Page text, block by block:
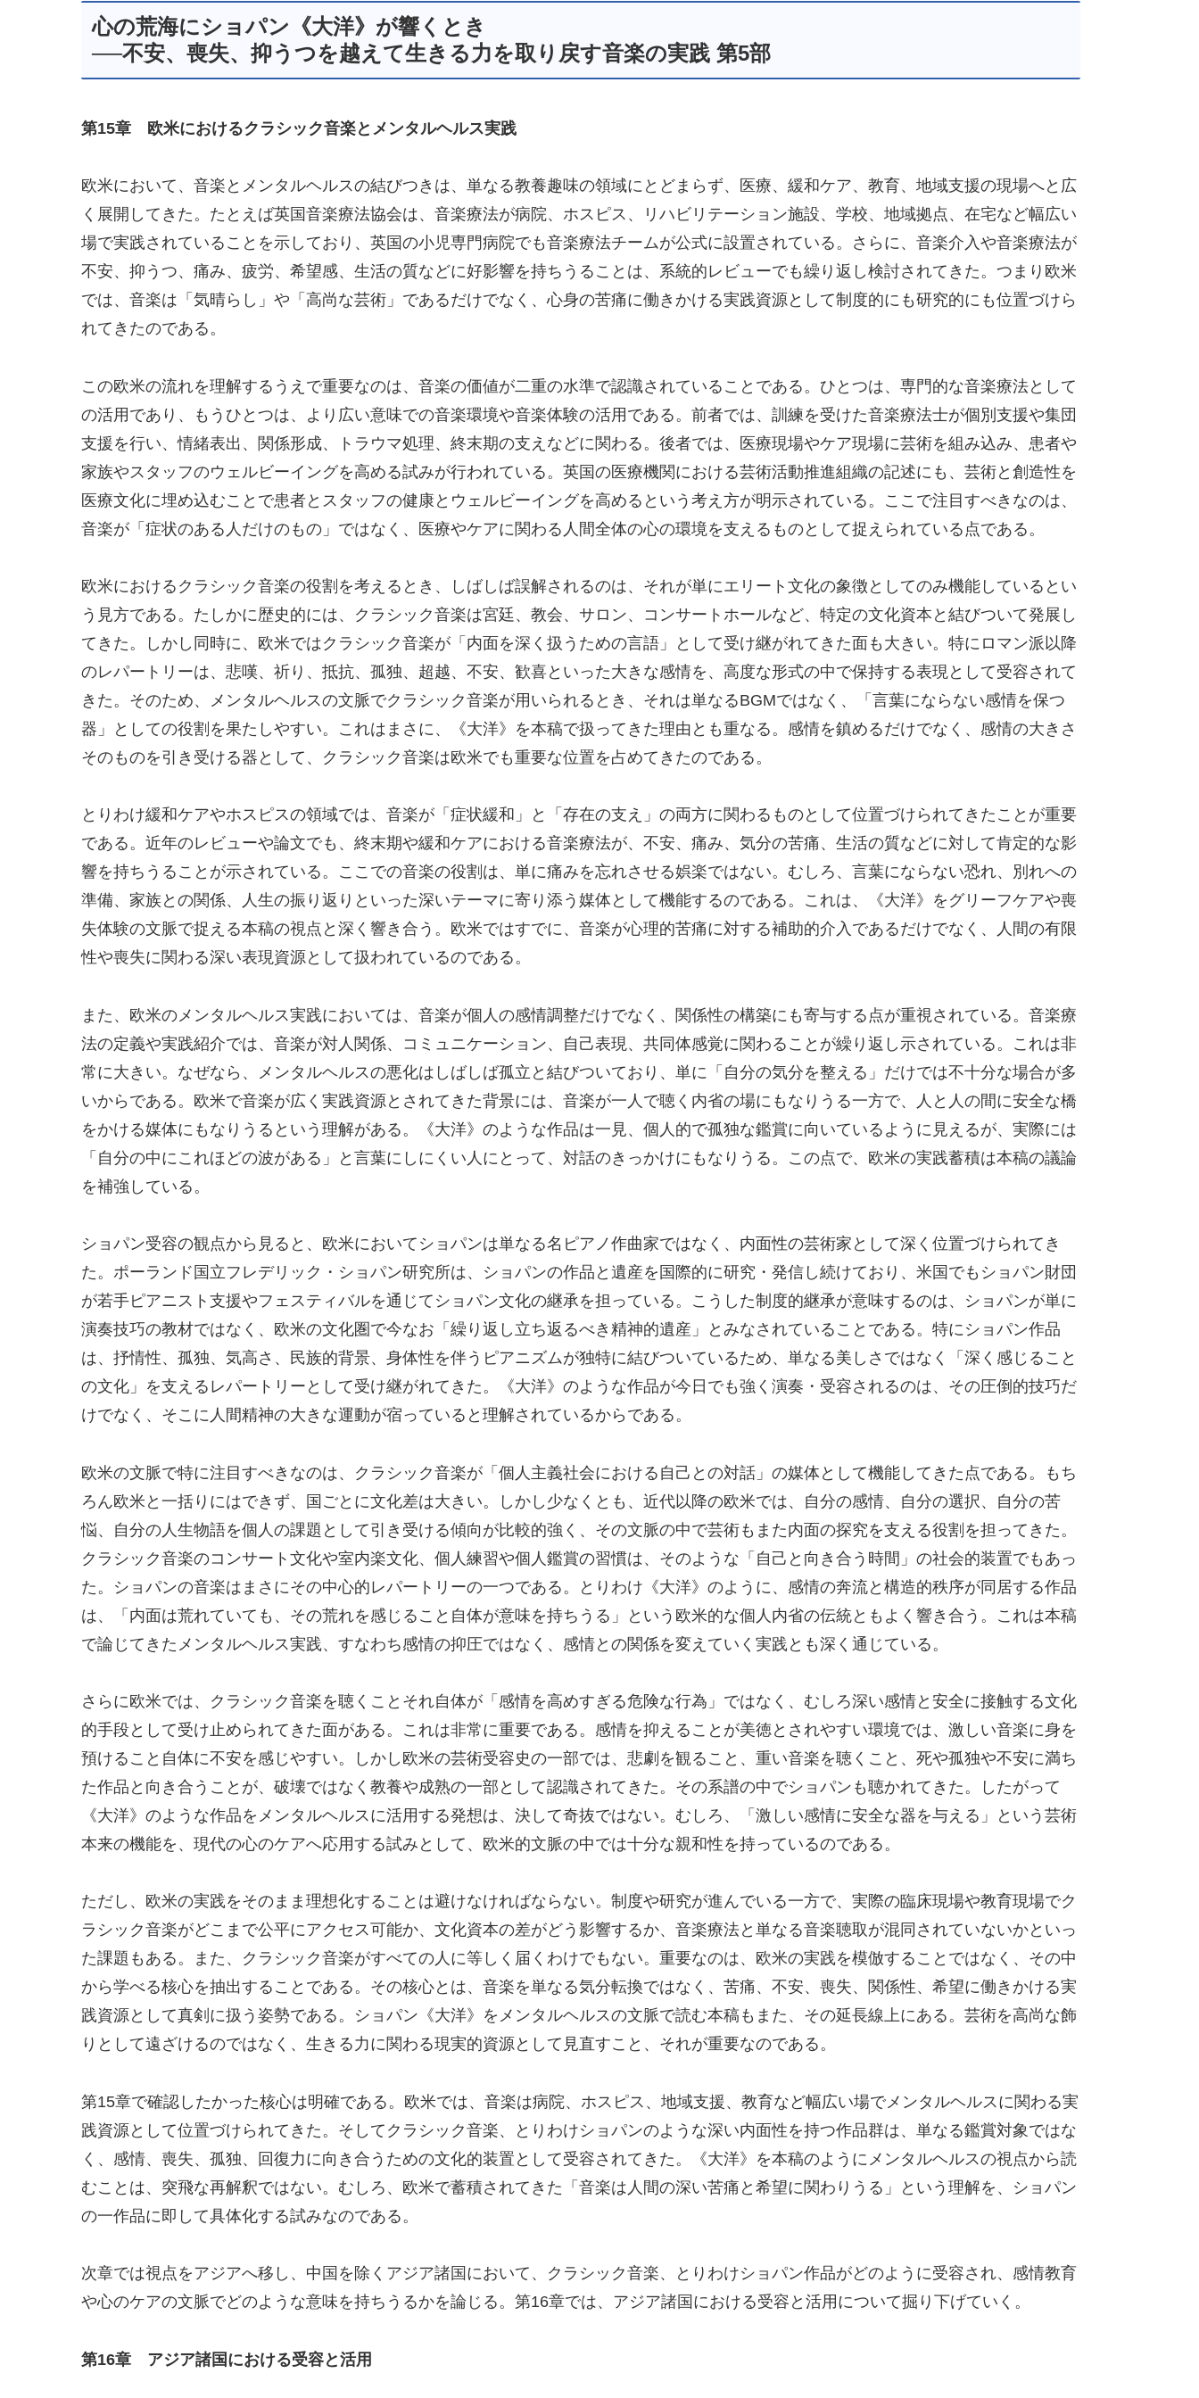
心の荒海にショパン《大洋》が響くとき
──不安、喪失、抑うつを越えて生きる力を取り戻す音楽の実践 第5部
第15章 欧米におけるクラシック音楽とメンタルヘルス実践
欧米において、音楽とメンタルヘルスの結びつきは、単なる教養趣味の領域にとどまらず、医療、緩和ケア、教育、地域支援の現場へと広
く展開してきた。たとえば英国音楽療法協会は、音楽療法が病院、ホスピス、リハビリテーション施設、学校、地域拠点、在宅など幅広い
場で実践されていることを示しており、英国の小児専門病院でも音楽療法チームが公式に設置されている。さらに、音楽介入や音楽療法が
不安、抑うつ、痛み、疲労、希望感、生活の質などに好影響を持ちうることは、系統的レビューでも繰り返し検討されてきた。つまり欧米
では、音楽は「気晴らし」や「高尚な芸術」であるだけでなく、心身の苦痛に働きかける実践資源として制度的にも研究的にも位置づけら
れてきたのである。
この欧米の流れを理解するうえで重要なのは、音楽の価値が二重の水準で認識されていることである。ひとつは、専門的な音楽療法として
の活用であり、もうひとつは、より広い意味での音楽環境や音楽体験の活用である。前者では、訓練を受けた音楽療法士が個別支援や集団
支援を行い、情緒表出、関係形成、トラウマ処理、終末期の支えなどに関わる。後者では、医療現場やケア現場に芸術を組み込み、患者や
家族やスタッフのウェルビーイングを高める試みが行われている。英国の医療機関における芸術活動推進組織の記述にも、芸術と創造性を
医療文化に埋め込むことで患者とスタッフの健康とウェルビーイングを高めるという考え方が明示されている。ここで注目すべきなのは、
音楽が「症状のある人だけのもの」ではなく、医療やケアに関わる人間全体の心の環境を支えるものとして捉えられている点である。
欧米におけるクラシック音楽の役割を考えるとき、しばしば誤解されるのは、それが単にエリート文化の象徴としてのみ機能しているとい
う見方である。たしかに歴史的には、クラシック音楽は宮廷、教会、サロン、コンサートホールなど、特定の文化資本と結びついて発展し
てきた。しかし同時に、欧米ではクラシック音楽が「内面を深く扱うための言語」として受け継がれてきた面も大きい。特にロマン派以降
のレパートリーは、悲嘆、祈り、抵抗、孤独、超越、不安、歓喜といった大きな感情を、高度な形式の中で保持する表現として受容されて
きた。そのため、メンタルヘルスの文脈でクラシック音楽が用いられるとき、それは単なるBGMではなく、「言葉にならない感情を保つ
器」としての役割を果たしやすい。これはまさに、《大洋》を本稿で扱ってきた理由とも重なる。感情を鎮めるだけでなく、感情の大きさ
そのものを引き受ける器として、クラシック音楽は欧米でも重要な位置を占めてきたのである。
とりわけ緩和ケアやホスピスの領域では、音楽が「症状緩和」と「存在の支え」の両方に関わるものとして位置づけられてきたことが重要
である。近年のレビューや論文でも、終末期や緩和ケアにおける音楽療法が、不安、痛み、気分の苦痛、生活の質などに対して肯定的な影
響を持ちうることが示されている。ここでの音楽の役割は、単に痛みを忘れさせる娯楽ではない。むしろ、言葉にならない恐れ、別れへの
準備、家族との関係、人生の振り返りといった深いテーマに寄り添う媒体として機能するのである。これは、《大洋》をグリーフケアや喪
失体験の文脈で捉える本稿の視点と深く響き合う。欧米ではすでに、音楽が心理的苦痛に対する補助的介入であるだけでなく、人間の有限
性や喪失に関わる深い表現資源として扱われているのである。
また、欧米のメンタルヘルス実践においては、音楽が個人の感情調整だけでなく、関係性の構築にも寄与する点が重視されている。音楽療
法の定義や実践紹介では、音楽が対人関係、コミュニケーション、自己表現、共同体感覚に関わることが繰り返し示されている。これは非
常に大きい。なぜなら、メンタルヘルスの悪化はしばしば孤立と結びついており、単に「自分の気分を整える」だけでは不十分な場合が多
いからである。欧米で音楽が広く実践資源とされてきた背景には、音楽が一人で聴く内省の場にもなりうる一方で、人と人の間に安全な橋
をかける媒体にもなりうるという理解がある。《大洋》のような作品は一見、個人的で孤独な鑑賞に向いているように見えるが、実際には
「自分の中にこれほどの波がある」と言葉にしにくい人にとって、対話のきっかけにもなりうる。この点で、欧米の実践蓄積は本稿の議論
を補強している。
ショパン受容の観点から見ると、欧米においてショパンは単なる名ピアノ作曲家ではなく、内面性の芸術家として深く位置づけられてき
た。ポーランド国立フレデリック・ショパン研究所は、ショパンの作品と遺産を国際的に研究・発信し続けており、米国でもショパン財団
が若手ピアニスト支援やフェスティバルを通じてショパン文化の継承を担っている。こうした制度的継承が意味するのは、ショパンが単に
演奏技巧の教材ではなく、欧米の文化圏で今なお「繰り返し立ち返るべき精神的遺産」とみなされていることである。特にショパン作品
は、抒情性、孤独、気高さ、民族的背景、身体性を伴うピアニズムが独特に結びついているため、単なる美しさではなく「深く感じること
の文化」を支えるレパートリーとして受け継がれてきた。《大洋》のような作品が今日でも強く演奏・受容されるのは、その圧倒的技巧だ
けでなく、そこに人間精神の大きな運動が宿っていると理解されているからである。
欧米の文脈で特に注目すべきなのは、クラシック音楽が「個人主義社会における自己との対話」の媒体として機能してきた点である。もち
ろん欧米と一括りにはできず、国ごとに文化差は大きい。しかし少なくとも、近代以降の欧米では、自分の感情、自分の選択、自分の苦
悩、自分の人生物語を個人の課題として引き受ける傾向が比較的強く、その文脈の中で芸術もまた内面の探究を支える役割を担ってきた。
クラシック音楽のコンサート文化や室内楽文化、個人練習や個人鑑賞の習慣は、そのような「自己と向き合う時間」の社会的装置でもあっ
た。ショパンの音楽はまさにその中心的レパートリーの一つである。とりわけ《大洋》のように、感情の奔流と構造的秩序が同居する作品
は、「内面は荒れていても、その荒れを感じること自体が意味を持ちうる」という欧米的な個人内省の伝統ともよく響き合う。これは本稿
で論じてきたメンタルヘルス実践、すなわち感情の抑圧ではなく、感情との関係を変えていく実践とも深く通じている。
さらに欧米では、クラシック音楽を聴くことそれ自体が「感情を高めすぎる危険な行為」ではなく、むしろ深い感情と安全に接触する文化
的手段として受け止められてきた面がある。これは非常に重要である。感情を抑えることが美徳とされやすい環境では、激しい音楽に身を
預けること自体に不安を感じやすい。しかし欧米の芸術受容史の一部では、悲劇を観ること、重い音楽を聴くこと、死や孤独や不安に満ち
た作品と向き合うことが、破壊ではなく教養や成熟の一部として認識されてきた。その系譜の中でショパンも聴かれてきた。したがって
《大洋》のような作品をメンタルヘルスに活用する発想は、決して奇抜ではない。むしろ、「激しい感情に安全な器を与える」という芸術
本来の機能を、現代の心のケアへ応用する試みとして、欧米的文脈の中では十分な親和性を持っているのである。
ただし、欧米の実践をそのまま理想化することは避けなければならない。制度や研究が進んでいる一方で、実際の臨床現場や教育現場でク
ラシック音楽がどこまで公平にアクセス可能か、文化資本の差がどう影響するか、音楽療法と単なる音楽聴取が混同されていないかといっ
た課題もある。また、クラシック音楽がすべての人に等しく届くわけでもない。重要なのは、欧米の実践を模倣することではなく、その中
から学べる核心を抽出することである。その核心とは、音楽を単なる気分転換ではなく、苦痛、不安、喪失、関係性、希望に働きかける実
践資源として真剣に扱う姿勢である。ショパン《大洋》をメンタルヘルスの文脈で読む本稿もまた、その延長線上にある。芸術を高尚な飾
りとして遠ざけるのではなく、生きる力に関わる現実的資源として見直すこと、それが重要なのである。
第15章で確認したかった核心は明確である。欧米では、音楽は病院、ホスピス、地域支援、教育など幅広い場でメンタルヘルスに関わる実
践資源として位置づけられてきた。そしてクラシック音楽、とりわけショパンのような深い内面性を持つ作品群は、単なる鑑賞対象ではな
く、感情、喪失、孤独、回復力に向き合うための文化的装置として受容されてきた。《大洋》を本稿のようにメンタルヘルスの視点から読
むことは、突飛な再解釈ではない。むしろ、欧米で蓄積されてきた「音楽は人間の深い苦痛と希望に関わりうる」という理解を、ショパン
の一作品に即して具体化する試みなのである。
次章では視点をアジアへ移し、中国を除くアジア諸国において、クラシック音楽、とりわけショパン作品がどのように受容され、感情教育
や心のケアの文脈でどのような意味を持ちうるかを論じる。第16章では、アジア諸国における受容と活用について掘り下げていく。
第16章 アジア諸国における受容と活用